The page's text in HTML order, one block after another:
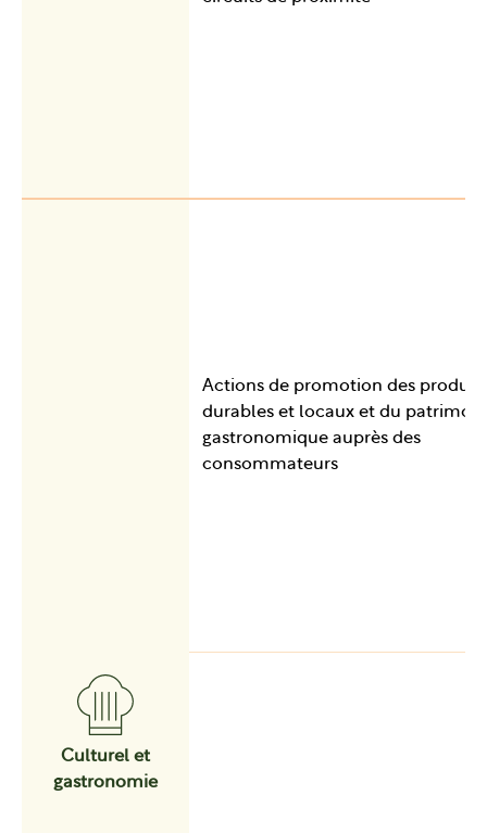
Culturel et
gastronomie
Actions de promotion des produits
durables et locaux et du
gastronomique auprès des
consommateurs